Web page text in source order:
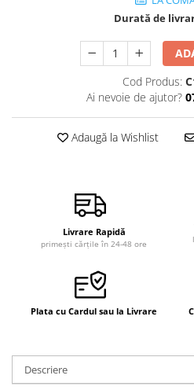
Relații de cuplu
Psihologie practică
Sexualitate
Inspiraţie divină
Vindecare spirituală
Viaţa de după moarte
Oracol
Durată de
Cod Produs:
Ai nevoie de ajutor?
Adaugă la Wishlist
Livrare Rapidă
primești cărțile în 24-48 ore
Plata cu Cardul sau la Livrare
Descriere